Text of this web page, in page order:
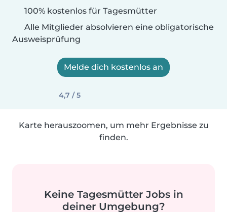
100% kostenlos für Tagesmütter
Alle Mitglieder absolvieren eine obligatorische
Ausweisprüfung
Melde dich kostenlos an
4,7 / 5
Karte herauszoomen, um mehr Ergebnisse zu
finden.
Keine Tagesmütter Jobs in
deiner Umgebung?